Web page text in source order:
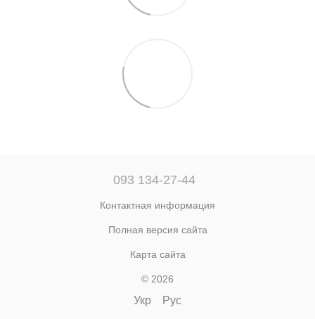
093 134-27-44
Контактная информация
Полная версия сайта
Карта сайта
© 2026
Укр Рус